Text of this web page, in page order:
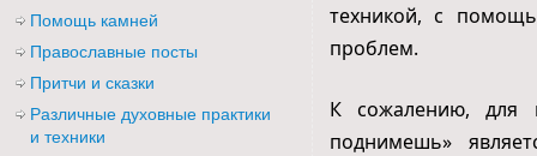
техникой, с
проблем.
К сожалению, для
поднимешь»
Помощь камней
Православные посты
Притчи и сказки
Различные духовные практики
и техники